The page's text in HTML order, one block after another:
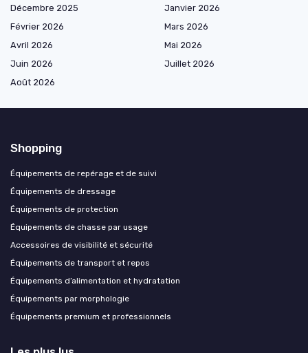
Décembre 2025
Janvier 2026
Février 2026
Mars 2026
Avril 2026
Mai 2026
Juin 2026
Juillet 2026
Août 2026
Shopping
Équipements de repérage et de suivi
Équipements de dressage
Équipements de protection
Équipements de chasse par usage
Accessoires de visibilité et sécurité
Équipements de transport et repos
Équipements d’alimentation et hydratation
Équipements par morphologie
Équipements premium et professionnels